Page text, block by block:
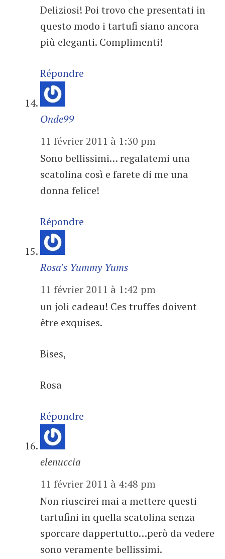
Deliziosi! Poi trovo che presentati in
questo modo i tartufi siano ancora
più eleganti. Complimenti!
Répondre
Onde99
11 février 2011 à 1:30 pm
Sono bellissimi… regalatemi una
scatolina così e farete di me una
donna felice!
Répondre
Rosa's Yummy Yums
11 février 2011 à 1:42 pm
un joli cadeau! Ces truffes doivent
être exquises.
Bises,
Rosa
Répondre
elenuccia
11 février 2011 à 4:48 pm
Non riuscirei mai a mettere questi
tartufini in quella scatolina senza
sporcare dappertutto…però da vedere
sono veramente bellissimi.